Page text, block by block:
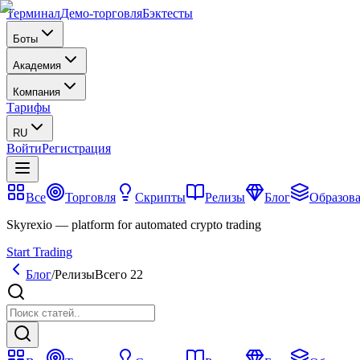
ТерминалДемо-торговляБэктесты
Боты
Академия
Компания
Тарифы
RU
ВойтиРегистрация
Все Торговля Скрипты Релизы Блог
Skyrexio — platform for automated crypto trading
Start Trading
Блог/РелизыВсего 22